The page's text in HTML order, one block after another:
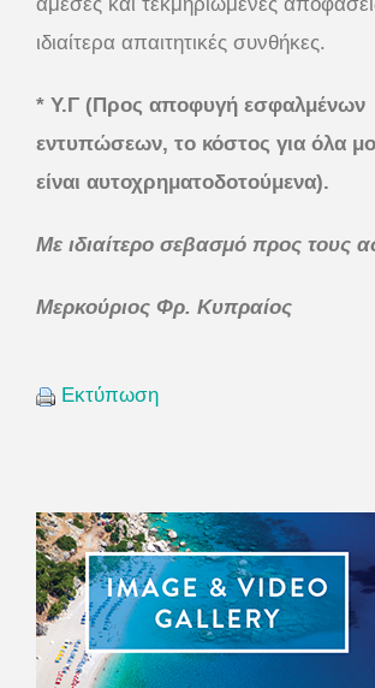
ιδιαίτερα απαιτητικές συνθήκες.
* Υ.Γ (Προς αποφυγή εσφαλμένων
εντυπώσεων, το κόστος για όλα
είναι αυτοχρηματοδοτούμενα).
Με ιδιαίτερο σεβασμό προς τους
Μερκούριος Φρ. Κυπραίος
Εκτύπωση